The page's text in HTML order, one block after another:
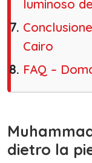
luminoso
Cairo
FAQ –
dietro la